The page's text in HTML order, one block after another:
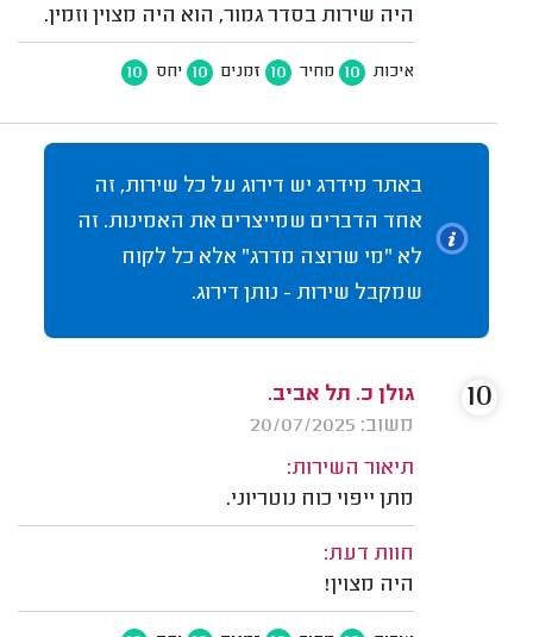
היה שירות בסדר גמור, הוא היה מצוין וזמין.
איכות 10 מחיר 10 זמנים 10 יחס 10
באתר מידרג יש דירוג על כל שירות, זה
אחד הדברים שמייצרים את האמינות. זה
לא "מי שרוצה מדרג" אלא כל לקוח
שמקבל שירות - נותן דירוג.
גולן כ. תל אביב.
משוב: 20/07/2025
תיאור השירות:
מתן ייפוי כוח נוטריוני.
חוות דעת:
היה מצוין!
10